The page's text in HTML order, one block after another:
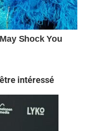
intéressé